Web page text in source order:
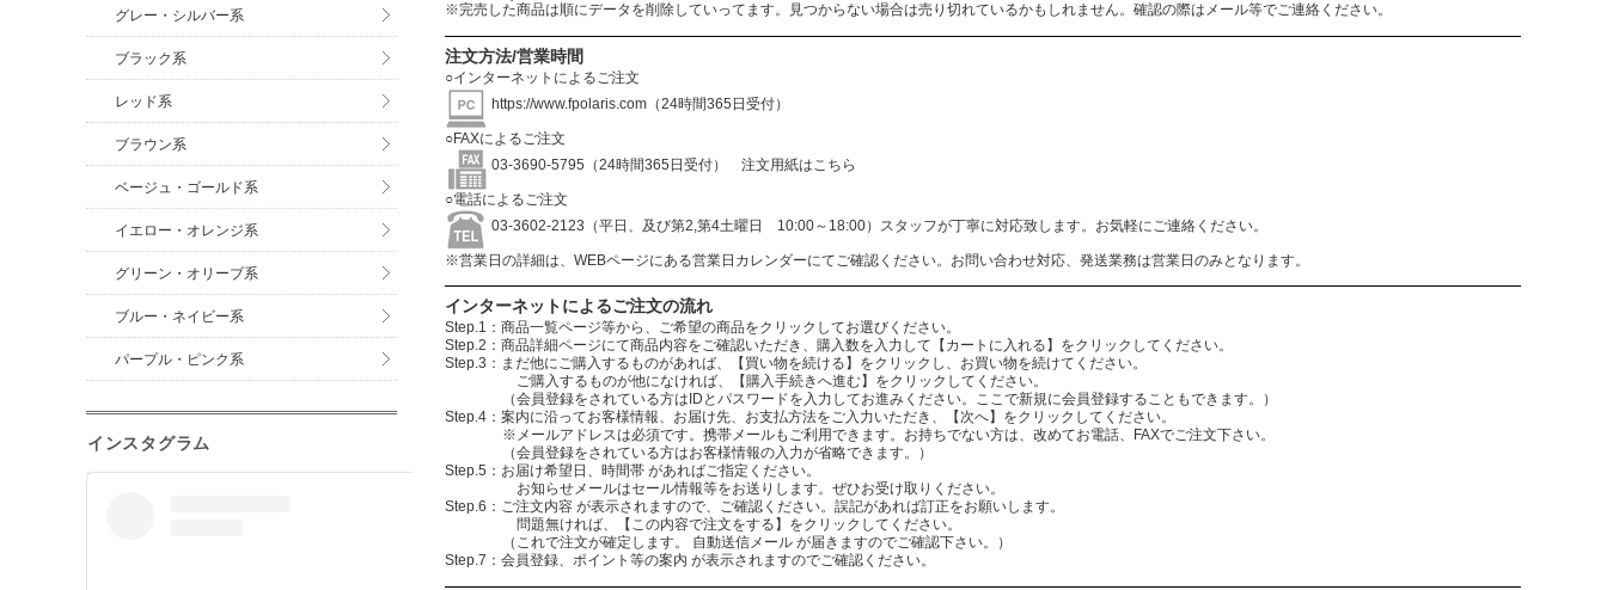
※完売した商品は順にデータを削除していってます。見つからない場合は売り切れているかもしれません。確認の際はメール等でご連絡ください。
注文方法/営業時間
○インターネットによるご注文
https://www.fpolaris.com （24時間365日受付）
○FAXによるご注文
03-3690-5795（24時間365日受付）
注文用紙はこちら
○電話によるご注文
03-3602-2123（平日、及び第2,第4土曜日 10:00～18:00）スタッフが丁寧に対応致します。お気軽にご連絡ください。
※営業日の詳細は、WEBページにある営業日カレンダーにてご確認ください。お問い合わせ対応、発送業務は営業日のみとなります。
インターネットによるご注文の流れ
Step.1：商品一覧ページ等から、ご希望の商品をクリックしてお選びください。
Step.2：商品詳細ページにて商品内容をご確認いただき、購入数を入力して【カートに入れる】をクリックしてください。
Step.3：まだ他にご購入するものがあれば、【買い物を続ける】をクリックし、お買い物を続けてください。
ご購入するものが他になければ、【購入手続きへ進む】をクリックしてください。
（会員登録をされている方はIDとパスワードを入力してお進みください。ここで新規に会員登録することもできます。）
Step.4：案内に沿ってお客様情報、お届け先、お支払方法をご入力いただき、【次へ】をクリックしてください。
※メールアドレスは必須です。携帯メールもご利用できます。お持ちでない方は、改めてお電話、FAXでご注文下さい。
（会員登録をされている方はお客様情報の入力が省略できます。）
Step.5：お届け希望日、時間帯 があればご指定ください。
お知らせメールはセール情報等をお送りします。ぜひお受け取りください。
Step.6：ご注文内容 が表示されますので、ご確認ください。誤記があれば訂正をお願いします。
問題無ければ、【この内容で注文をする】をクリックしてください。
（これで注文が確定します。 自動送信メール が届きますのでご確認下さい。）
Step.7：会員登録、ポイント等の案内 が表示されますのでご確認ください。
グレー・シルバー系
ブラック系
レッド系
ブラウン系
ベージュ・ゴールド系
イエロー・オレンジ系
グリーン・オリーブ系
ブルー・ネイビー系
パープル・ピンク系
インスタグラム